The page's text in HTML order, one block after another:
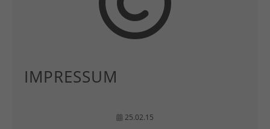
IMPRESSUM
25.02.15